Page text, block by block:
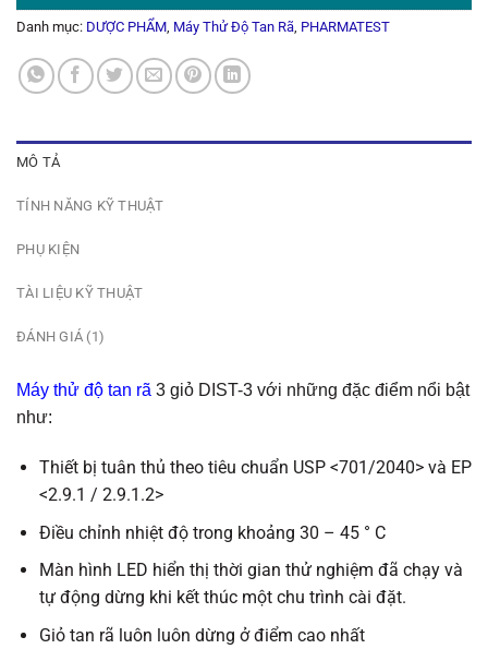
Danh mục: DƯỢC PHẨM, Máy Thử Độ Tan Rã, PHARMATEST
MÔ TẢ
TÍNH NĂNG KỸ THUẬT
PHỤ KIỆN
TÀI LIỆU KỸ THUẬT
ĐÁNH GIÁ (1)
Máy thử độ tan rã 3 giỏ DIST-3 với những đặc điểm nổi bật
như:
Thiết bị tuân thủ theo tiêu chuẩn USP <701/2040> và EP
<2.9.1 / 2.9.1.2>
Điều chỉnh nhiệt độ trong khoảng 30 – 45 ° C
Màn hình LED hiển thị thời gian thử nghiệm đã chạy và
tự động dừng khi kết thúc một chu trình cài đặt.
Giỏ tan rã luôn luôn dừng ở điểm cao nhất